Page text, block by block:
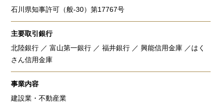
石川県知事許可（般-30）第17767号
主要取引銀行
北陸銀行 ／ 富山第一銀行 ／ 福井銀行 ／ 興能信用金庫 ／はく
さん信用金庫
事業内容
建設業・不動産業